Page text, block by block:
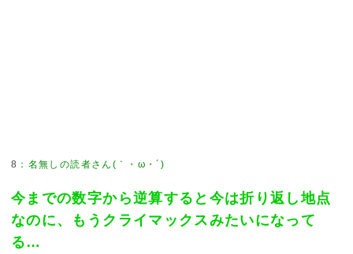
8 ： 名無しの読者さん(｀・ω・´)
今までの数字から逆算すると今は折り返し地点
なのに、もうクライマックスみたいになって
る…